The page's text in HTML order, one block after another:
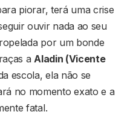
piorar, terá uma crise
ouvir nada ao seu
por um bonde
a Aladin (Vicente
escola, ela não se
no momento exato e a
fatal.